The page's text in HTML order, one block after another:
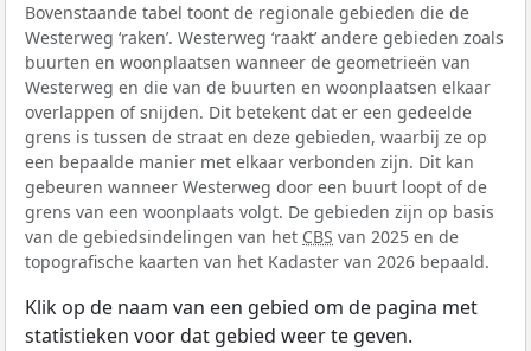
Bovenstaande tabel toont de regionale gebieden die de
Westerweg ‘raken’. Westerweg ‘raakt’ andere gebieden zoals
buurten en woonplaatsen wanneer de geometrieën van
Westerweg en die van de buurten en woonplaatsen elkaar
overlappen of snijden. Dit betekent dat er een gedeelde
grens is tussen de straat en deze gebieden, waarbij ze op
een bepaalde manier met elkaar verbonden zijn. Dit kan
gebeuren wanneer Westerweg door een buurt loopt of de
grens van een woonplaats volgt. De gebieden zijn op basis
van de gebiedsindelingen van het CBS van 2025 en de
topografische kaarten van het Kadaster van 2026 bepaald.
Klik op de naam van een gebied om de pagina met
statistieken voor dat gebied weer te geven.